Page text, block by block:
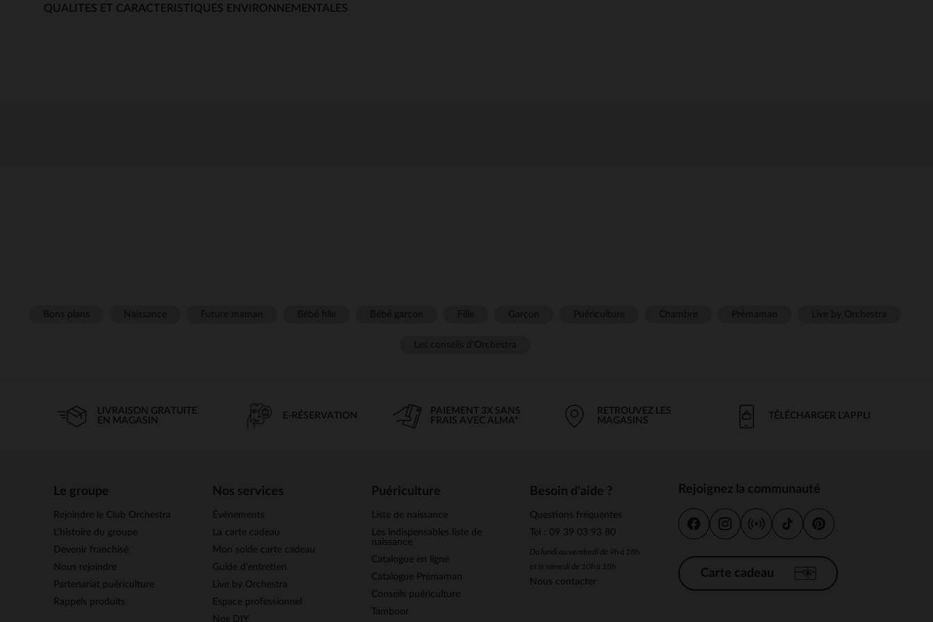
QUALITES ET CARACTERISTIQUES ENVIRONNEMENTALES
LIVRAISON GRATUITE
EN MAGASIN
E-RÉSERVATION
PAIEMENT 3X SANS
FRAIS AVEC ALMA*
RETROUVEZ LES
MAGASINS
TÉLÉCHARGER L'APPLI
Le groupe
Rejoindre le Club Orchestra
L’histoire du groupe
Devenir franchisé
Nous rejoindre
Partenariat puériculture
Rappels produits
Nos services
Évènements
La carte cadeau
Mon solde carte cadeau
Guide d'entretien
Live by Orchestra
Espace professionnel
Nos DIY
Puériculture
Liste de naissance
Les indispensables liste de
naissance
Catalogue en ligne
Catalogue Prémaman
Conseils puériculture
Tamboor
Besoin d'aide ?
Questions fréquentes
Tel : 09 39 03 93 80
Du lundi au vendredi de 9h à 18h
et le samedi de 10h à 18h
Nous contacter
Rejoignez la communauté
Carte cadeau